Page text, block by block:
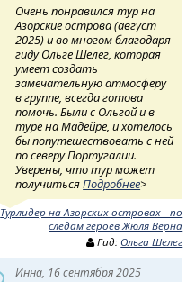
Очень понравился тур на
Азорские острова (август
2025) и во многом благодаря
гиду Ольге Шелег, которая
умеет создать
замечательную атмосферу
в группе, всегда готова
помочь. Были с Ольгой и в
туре на Мадейре, и хотелось
бы попутешествовать с ней
по северу Португалии.
Уверены, что тур может
получитьсяПодробнее>
Турлидер на Азорских островах - по
следам героев Жюля Верна
Гид: Ольга Шелег
Инна, 16 сентября 2025